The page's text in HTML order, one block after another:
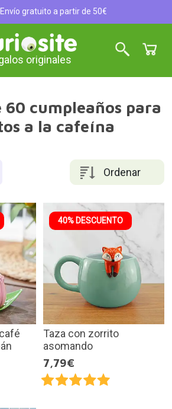
Envío gratuito a partir de 50€
originales
60 cumpleaños para
a la cafeína
Ordenar
40% DESCUENTO
Taza con zorrito
asomando
7,79€